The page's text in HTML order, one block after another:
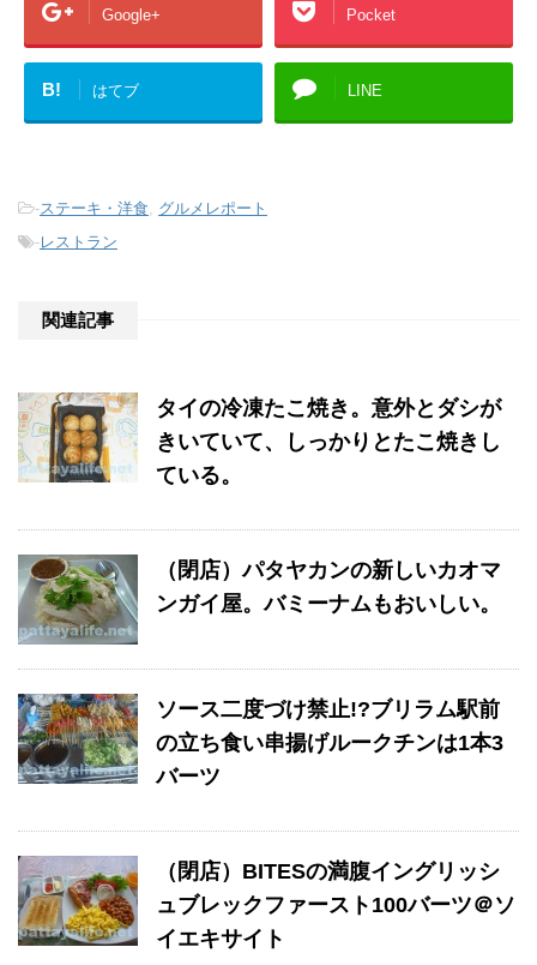
Google+ Pocket
B! はてブ LINE
-ステーキ・洋食
グルメレポート
-レストラン
関連記事
タイの冷凍たこ焼き。意外とダシが
きいていて、しっかりとたこ焼きし
ている。
（閉店）パタヤカンの新しいカオマ
ンガイ屋。バミーナムもおいしい。
ソース二度づけ禁止!?ブリラム駅前
の立ち食い串揚げルークチンは1本3
バーツ
（閉店）BITESの満腹イングリッシ
ュブレックファースト100バーツ＠ソ
イエキサイト